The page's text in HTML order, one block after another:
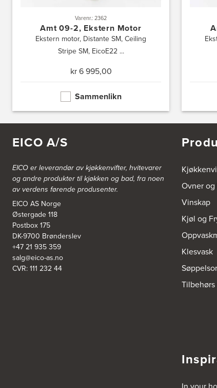
Bjerks Trevarefabrikk AS
Torkel Haabeths Vei 47
4325 Sandnes
Bjørnådal AS
Nordahl Griegsgt 8
8624 Mo I Rana
Blå Bolig AS
8920 Sømna
Tel.:75-009700
http://www.interiormesteren.no
Bodø Interiør
Petter Engensvei 7
Kjøkkenhuset Bodø A/S
8071 Bodø
Tel.:75522430
https://www.bodointerior.no/
Varenr.: 2362
Amt 09-2, Ekstern Motor
Ekstern motor, Distante SM, Ceiling
Stripe SM, EicoE22 ...
kr 6 995,00
Sammenlikn
EICO A/S
EICO er leverandør av kjøkkenvifter, hvitevarer
og andre produkter til kjøkken og bad, fra noen
av verdens førende produsenter.
EICO AS Norge
Østergade 118
Postbox 175
DK-9700 Brønderslev
+47 21 935 359
salg@eico-as.no
CVR: 111 232 44
Ovner
Vinskap
Kjøl og
Klesvask